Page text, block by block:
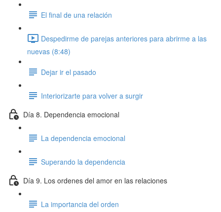
El final de una relación
Despedirme de parejas anteriores para abrirme a las
nuevas (8:48)
Dejar ir el pasado
Interiorizarte para volver a surgir
Día 8. Dependencia emocional
La dependencia emocional
Superando la dependencia
Día 9. Los ordenes del amor en las relaciones
La importancia del orden